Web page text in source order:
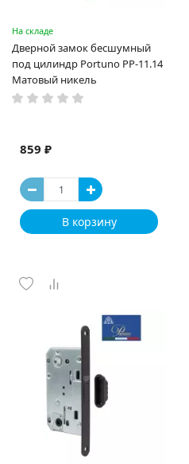
На складе
Дверной замок бесшумный
под цилиндр Portuno PP-11.14
Матовый никель
859 ₽
В корзину